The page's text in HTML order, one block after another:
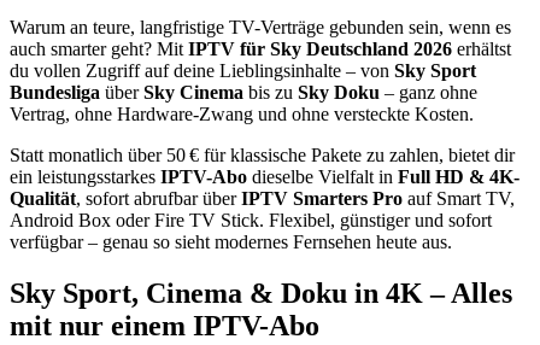
Warum an teure, langfristige TV-Verträge gebunden sein, wenn es
auch smarter geht? Mit IPTV für Sky Deutschland 2026 erhältst
du vollen Zugriff auf deine Lieblingsinhalte – von Sky Sport
Bundesliga überSky Cinema bis zu Sky Doku – ganz ohne
Vertrag, ohne Hardware-Zwang und ohne versteckte Kosten.
Statt monatlich über 50 € für klassische Pakete zu zahlen, bietet dir
ein leistungsstarkes IPTV-Abo dieselbe Vielfalt in Full HD & 4K-
Qualität, sofort abrufbar überIPTV Smarters Pro auf Smart TV,
Android Box oder Fire TV Stick. Flexibel, günstiger und sofort
verfügbar – genau so sieht modernes Fernsehen heute aus.
Sky Sport, Cinema & Doku in 4K – Alles
mit nur einem IPTV-Abo